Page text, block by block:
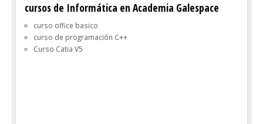
cursos de Informática en Academia Galespace
curso office basico
curso de programación C++
Curso Catia V5